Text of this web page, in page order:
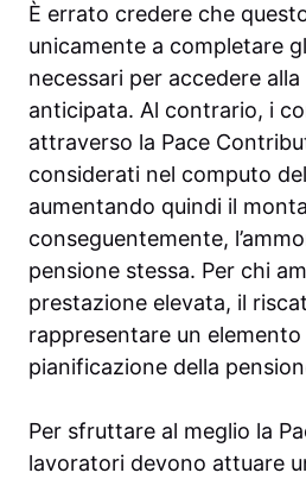
È errato credere che
unicamente a completare
necessari per accedere
anticipata. Al contrario, i
attraverso la Pace
considerati nel computo
aumentando quindi il
conseguentemente,
pensione stessa. Per chi
prestazione elevata, il
rappresentare un elemento
pianificazione della
Per sfruttare al meglio la
lavoratori devono attuare